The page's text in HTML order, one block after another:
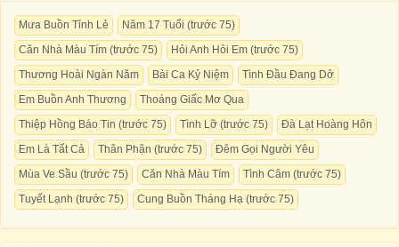
Mưa Buồn Tỉnh Lẻ
Năm 17 Tuổi (trước 75)
Căn Nhà Màu Tím (trước 75)
Hỏi Anh Hỏi Em (trước 75)
Thương Hoài Ngàn Năm
Bài Ca Kỷ Niệm
Tình Đầu Đang Dở
Em Buồn Anh Thương
Thoáng Giấc Mơ Qua
Thiệp Hồng Báo Tin (trước 75)
Tình Lỡ (trước 75)
Đà Lạt Hoàng Hôn
Em Là Tất Cả
Thân Phận (trước 75)
Đêm Gọi Người Yêu
Mùa Ve Sầu (trước 75)
Căn Nhà Màu Tím
Tình Câm (trước 75)
Tuyết Lạnh (trước 75)
Cung Buồn Tháng Hạ (trước 75)